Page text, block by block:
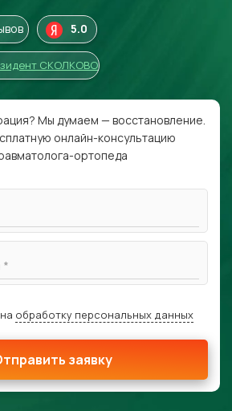
5.0
СКОЛКОВО
Мы думаем — восстановление.
онлайн-консультацию
ортопеда
*
обработку персональных данных
заявку